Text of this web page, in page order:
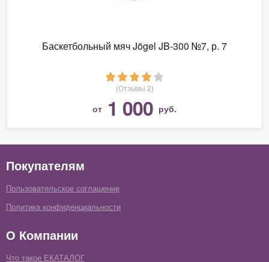
Баскетбольный мяч Jögel JB-300 №7, р. 7
(Отзывы 2)
от 1 000 руб.
Покупателям
Пользовательское соглашение
Политика конфиденциальности
О Компании
Что такое ЕКАТАЛОГ